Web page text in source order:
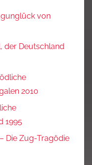
von
der Deutschland
2010
1995
Die Zug-Tragödie